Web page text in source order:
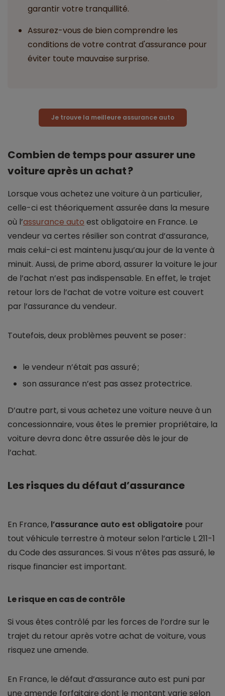
garantir votre tranquillité.
Assurez-vous de bien comprendre les
conditions de votre contrat d'assurance pour
éviter toute mauvaise surprise.
Je trouve la meilleure assurance auto
Combien de temps pour assurer une
voiture après un achat ?
Lorsque vous achetez une voiture à un particulier,
celle-ci est théoriquement assurée dans la mesure
où l’assurance auto est obligatoire en France. Le
vendeur va certes résilier son contrat d’assurance,
mais celui-ci est maintenu jusqu’au jour de la vente à
minuit. Aussi, de prime abord, assurer la voiture le jour
de l’achat n’est pas indispensable. En effet, le trajet
retour lors de l’achat de votre voiture est couvert
par l’assurance du vendeur.
Toutefois, deux problèmes peuvent se poser :
le vendeur n’était pas assuré ;
son assurance n’est pas assez protectrice.
D’autre part, si vous achetez une voiture neuve à un
concessionnaire, vous êtes le premier propriétaire, la
voiture devra donc être assurée dès le jour de
l’achat.
Les risques du défaut d’assurance
En France, l’assurance auto est obligatoire pour
tout véhicule terrestre à moteur selon l’article L 211-1
du Code des assurances. Si vous n’êtes pas assuré, le
risque financier est important.
Le risque en cas de contrôle
Si vous êtes contrôlé par les forces de l’ordre sur le
trajet du retour après votre achat de voiture, vous
risquez une amende.
En France, le défaut d’assurance auto est puni par
une amende forfaitaire dont le montant varie selon